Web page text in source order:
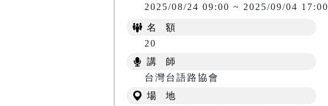
2025/08/24 09:00 ~ 2025/09/04 17:00
名 額
20
講 師
台灣台語路協會
場 地